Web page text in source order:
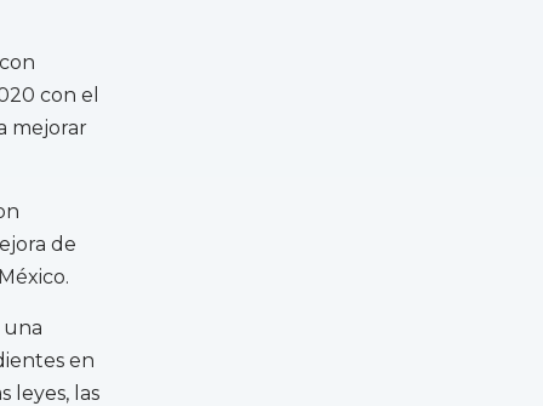
con el
mejorar
de
una
en
leyes, las